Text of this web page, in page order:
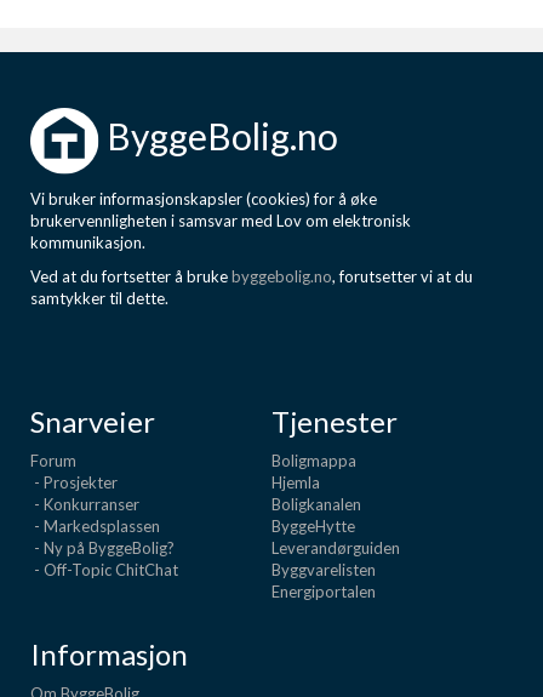
ByggeBolig.no
Vi bruker informasjonskapsler (cookies) for å øke
brukervennligheten i samsvar med Lov om elektronisk
kommunikasjon.
Ved at du fortsetter å brukebyggebolig.no, forutsetter vi at du
samtykker til dette.
Snarveier
Forum
- Prosjekter
- Konkurranser
- Markedsplassen
- Ny på ByggeBolig?
- Off-Topic ChitChat
Tjenester
Boligmappa
Hjemla
Boligkanalen
ByggeHytte
Leverandørguiden
Byggvarelisten
Energiportalen
Informasjon